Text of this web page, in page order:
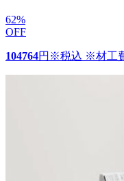
62%
OFF
104764円 ※税込 ※材工